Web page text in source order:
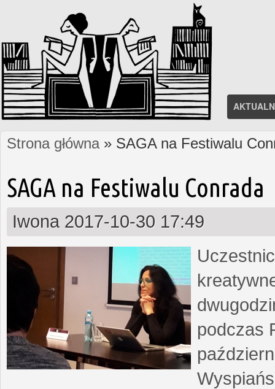
Jesteś tutaj
Strona główna» SAGA na Festiwalu
SAGA na Festiwalu Conrada
Iwona 2017-10-30 17:49
podczas